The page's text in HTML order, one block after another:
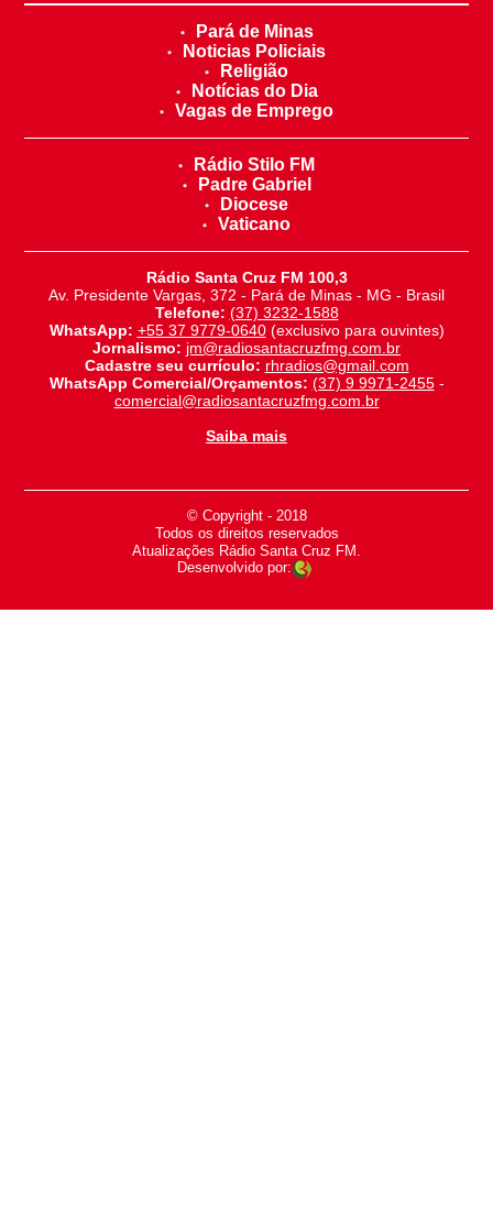
Pará de Minas
Noticias Policiais
Religião
Notícias do Dia
Vagas de Emprego
Rádio Stilo FM
Padre Gabriel
Diocese
Vaticano
Rádio Santa Cruz FM 100,3
Av. Presidente Vargas, 372 - Pará de Minas - MG - Brasil
Telefone: (37) 3232-1588
WhatsApp: +55 37 9779-0640(exclusivo para ouvintes)
Jornalismo: jm@radiosantacruzfmg.com.br
Cadastre seu currículo: rhradios@gmail.com
WhatsApp Comercial/Orçamentos: (37) 9 9971-2455-
comercial@radiosantacruzfmg.com.br
Saiba mais
© Copyright - 2018
-
Todos os direitos reservados
-
Atualizações Rádio Santa Cruz FM.
Desenvolvido por: